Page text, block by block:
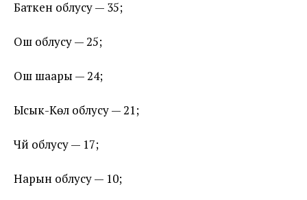
Баткен облусу — 35;
Ош облусу — 25;
Ош шаары — 24;
Ысык-Көл облусу — 21;
Чүй облусу — 17;
Нарын облусу — 10;